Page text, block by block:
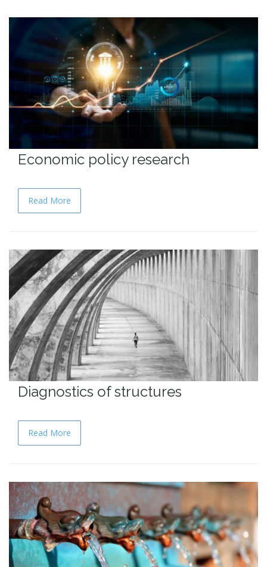
Economic policy research
Read More
Diagnostics of structures
Read More